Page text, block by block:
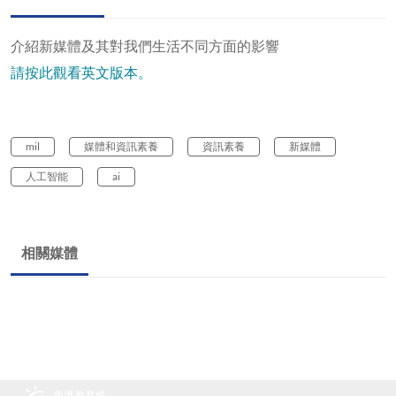
介紹新媒體及其對我們生活不同方面的影響
請按此觀看英文版本。
mil 媒體和資訊素養 資訊素養 新媒體
人工智能 ai
相關媒體